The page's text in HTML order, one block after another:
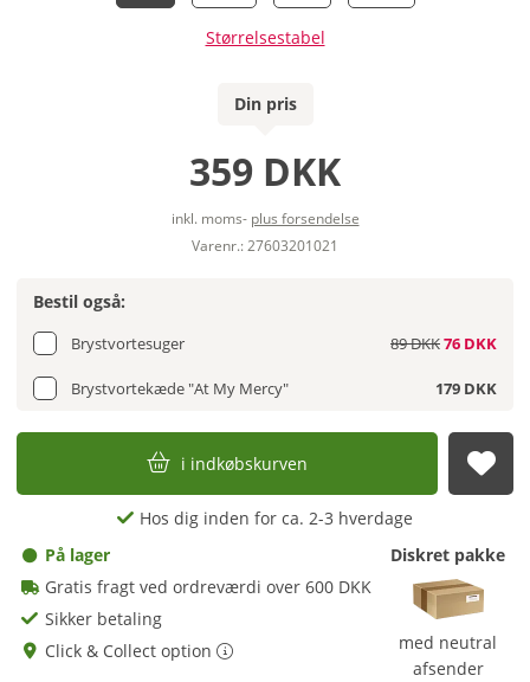
Størrelsestabel
Din pris
359 DKK
inkl. moms- plus forsendelse
Varenr.: 27603201021
Bestil også:
Brystvortesuger 89 DKK76 DKK
Brystvortekæde "At My Mercy" 179 DKK
i indkøbskurven
Hos dig inden for ca. 2-3 hverdage
På lager
Gratis fragt ved ordreværdi over 600 DKK
Sikker betaling
Click & Collect option
Diskret pakke
med neutral
afsender